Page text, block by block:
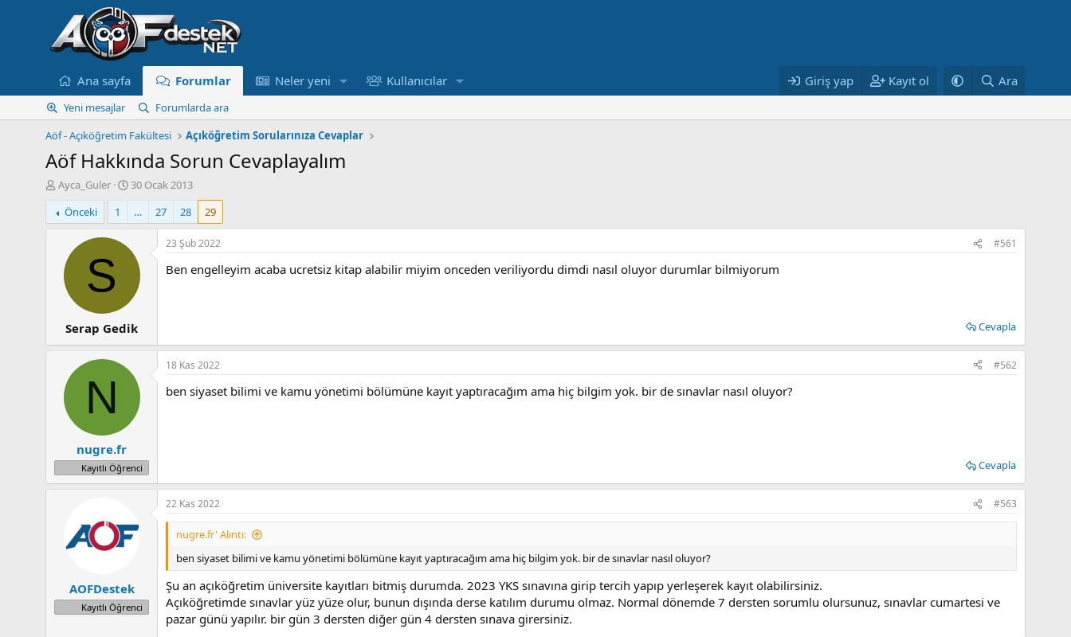
Ana sayfa Forumlar Neler yeni Kullanıcılar Giriş yap Kayıt ol Ara
Yeni mesajlar
Forumlarda ara
Aöf - Açıköğretim Fakültesi
Açıköğretim Sorularınıza Cevaplar
Aöf Hakkında Sorun Cevaplayalım
K
o
n
u
t
Ayca_Guler
B
a
l
n
ç
a
r
h
30 Ocak 2013
Önceki
1 … 27 28 29
S
Serap Gedik
23 Şub 2022 #561
Ben engelleyim acaba ucretsiz kitap alabilir miyim onceden veriliyordu dimdi nasıl oluyor durumlar bilmiyorum
Cevapla
N
nugre.fr
Kayıtlı Öğrenci
18 Kas 2022 #562
ben siyaset bilimi ve kamu yönetimi bölümüne kayıt yaptıracağım ama hiç bilgim yok. bir de sınavlar nasıl oluyor?
Cevapla
AOFDestek
Kayıtlı Öğrenci
22 Kas 2022 #563
nugre.fr' Alıntı:
ben siyaset bilimi ve kamu yönetimi bölümüne kayıt yaptıracağım ama hiç bilgim yok. bir de sınavlar nasıl oluyor?
Şu an açıköğretim üniversite kayıtları bitmiş durumda. 2023 YKS sınavına girip tercih yapıp yerleşerek kayıt olabilirsiniz.
Açıköğretimde sınavlar yüz yüze olur, bunun dışında derse katılım durumu olmaz. Normal dönemde 7 dersten sorumlu olursunuz, sınavlar cumartesi ve
pazar günü yapılır. bir gün 3 dersten diğer gün 4 dersten sınava girersiniz.